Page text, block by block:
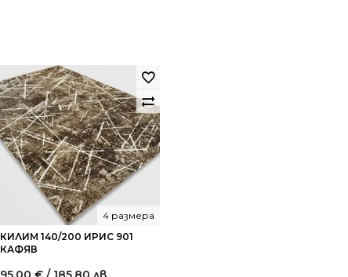
КИЛИМ 140/200 ИРИС 901
КАФЯВ
4 размера